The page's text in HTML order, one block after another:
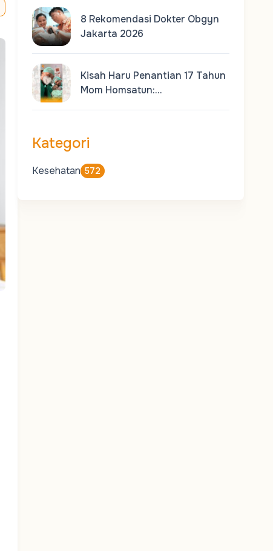
8 Rekomendasi Dokter Obgyn
Jakarta 2026
Kisah Haru Penantian 17 Tahun
Mom Homsatun:…
Kategori
Kesehatan 572